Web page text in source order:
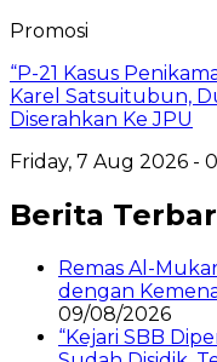
Promosi
“P-21 Kasus
Karel Satsuitubun,
Diserahkan Ke JPU
Friday, 7 Aug 2026 -
Berita
Remas Al-
dengan
09/08/2026
“Kejari SBB